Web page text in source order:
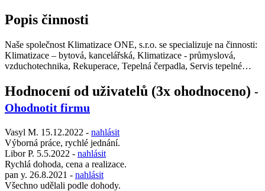
Popis činnosti
Naše společnost Klimatizace ONE, s.r.o. se specializuje na činnosti:
Klimatizace – bytová, kancelářská, Klimatizace - průmyslová,
vzduchotechnika, Rekuperace, Tepelná čerpadla, Servis tepelné…
Hodnocení od uživatelů (3x ohodnoceno) -
Ohodnotit firmu
Vasyl M. 15.12.2022 - nahlásit
Výborná práce, rychlé jednání.
Libor P. 5.5.2022 - nahlásit
Rychlá dohoda, cena a realizace.
pan y. 26.8.2021 - nahlásit
Všechno udělali podle dohody.